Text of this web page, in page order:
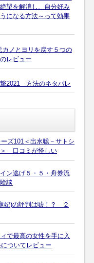
望を解消し、自分好み
になる方法～って効果
ノとヨリを戻す５つの
レビュー
2021 方法のネタバレ
ズ101＜出水聡－サトシ
＞ 口コミが怪しい
ン逃げ５・５・舟券流
談
妃)の評判は嘘！？ ２
で最高の女性を手に入
ついてレビュー